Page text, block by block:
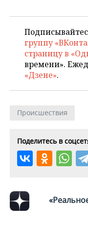
группу
страницу в
времени».
«Дзене».
Происшествия
Поделитесь в